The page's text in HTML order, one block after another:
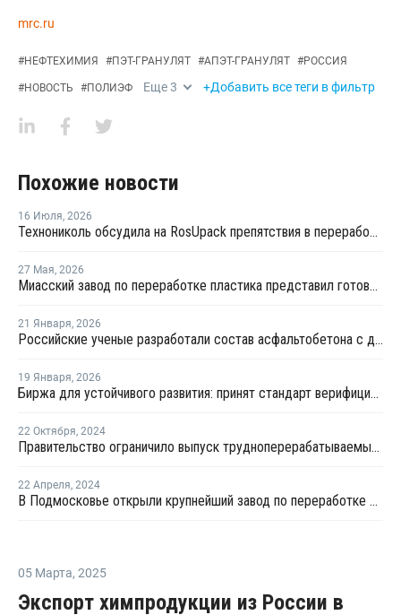
mrc.ru
#НЕФТЕХИМИЯ #ПЭТ-ГРАНУЛЯТ #АПЭТ-ГРАНУЛЯТ #РОССИЯ
#НОВОСТЬ #ПОЛИЭФ Еще3 +Добавить все теги в фильтр
Похожие новости
16 Июля, 2026
Технониколь обсудила на RosUpack препятствия в переработке ПЭТ
27 Мая, 2026
Миасский завод по переработке пластика представил готовую продукцию
21 Января, 2026
Российские ученые разработали состав асфальтобетона с добавлением бутылочного пластика
19 Января, 2026
Биржа для устойчивого развития: принят стандарт верифицированного ПЭТ
22 Октября, 2024
Правительство ограничило выпуск трудноперерабатываемых ПЭТ-бутылок
22 Апреля, 2024
В Подмосковье открыли крупнейший завод по переработке пластика
05 Марта, 2025
Экспорт химпродукции из России в